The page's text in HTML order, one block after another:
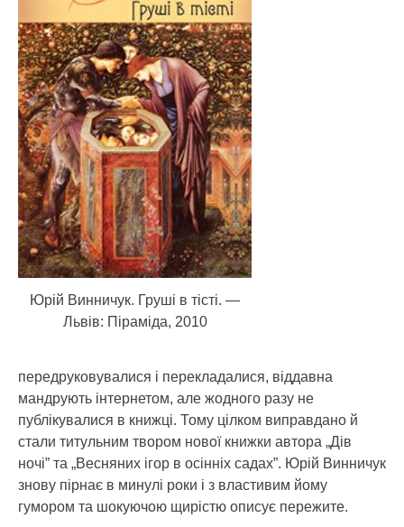
Юрій Винничук. Груші в тісті. —
Львів: Піраміда, 2010
передруковувалися і перекладалися, віддавна
мандрують інтернетом, але жодного разу не
публікувалися в книжці. Тому цілком виправдано й
стали титульним твором нової книжки автора „Дів
ночі” та „Весняних ігор в осінніх садах”. Юрій Винничук
знову пірнає в минулі роки і з властивим йому
гумором та шокуючою щирістю описує пережите.